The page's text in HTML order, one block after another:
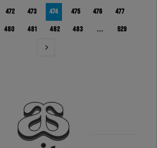
472 473 474 475 476 477
480 481 482 483 … 529